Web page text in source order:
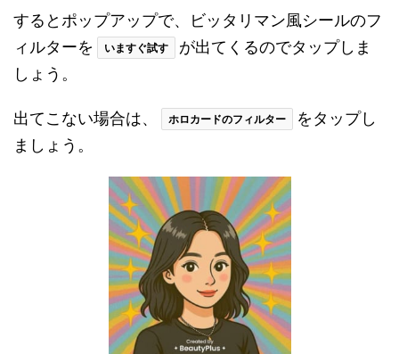
するとポップアップで、ビッタリマン風シールのフ
ィルターを
いますぐ試す
が出てくるのでタップしま
しょう。
出てこない場合は、 ホロカードのフィルター
をタップし
ましょう。